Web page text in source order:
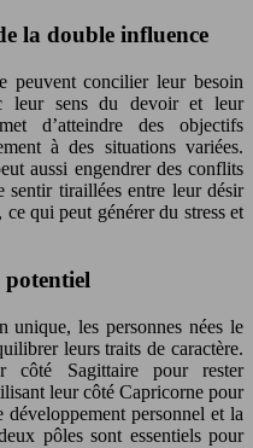
la double influence
peuvent concilier leur besoin
leur sens du devoir et leur
d’atteindre des objectifs
à des situations variées.
aussi engendrer des conflits
sentir tiraillées entre leur désir
qui peut générer du stress et
potentiel
unique, les personnes nées le
leurs traits de caractère.
côté Sagittaire pour rester
leur côté Capricorne pour
développement personnel et la
pôles sont essentiels pour